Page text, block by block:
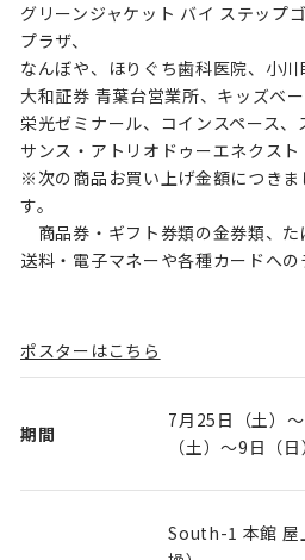
グリーンジャケット バイ ステップ
プラザ、
なんぼや、ほりぐち歯科医院、小川
大和証券 青葉台営業所、キッズベー
栄光ゼミナール、コインスペース
サンス・アトリオドゥーエネクス
※次の商品お買い上げ金額につきま
す。
商品券・ギフト券類の金券類、
送料・電子マネーや各種カードへの
ポスターはこちら
期間
7月25日（土）
（土）～9日（日
South-1 本館 屋